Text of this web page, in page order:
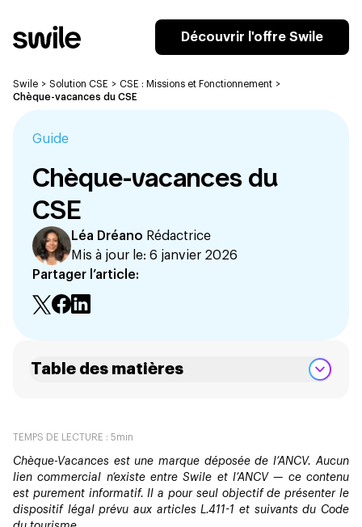
Découvrir l'offre Swile
Swile > Solution CSE > CSE : Missions et Fonctionnement >
Chèque-vacances du CSE
Guide
Chèque-vacances du
CSE
Léa Dréano Rédactrice
Mis à jour le: 6 janvier 2026
Partager l’article:
TEMPS DE LECTURE : 5min
Chèque-Vacances est une marque déposée de l’ANCV. Aucun
lien commercial n’existe entre Swile et l’ANCV — ce contenu
est purement informatif. Il a pour seul objectif de présenter le
dispositif légal prévu aux articles L.411-1 et suivants du Code
Table des matières